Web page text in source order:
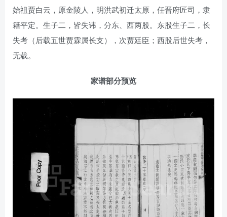
始祖贾白云，原金陵人，明洪武初迁太原，任晋府匠司，隶
籍平定。生子二，皆失讳，分东、西两股。东股生子二，长
失考（后载五世贾霖属长支），次贾廷臣；西股后世失考，
无载。
家谱部分预览